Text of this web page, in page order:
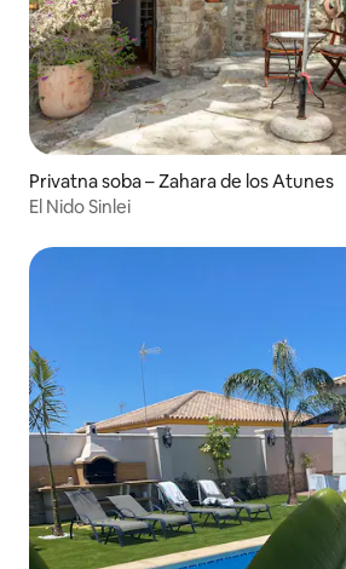
Privatna soba – Zahara de los Atunes
El Nido Sinlei